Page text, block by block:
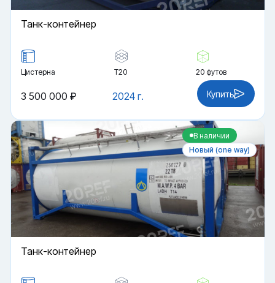
Танк-контейнер
Цистерна Т20 20 футов
2024 г.
3 500 000 ₽ Купить
В наличии
Новый (one way)
Танк-контейнер